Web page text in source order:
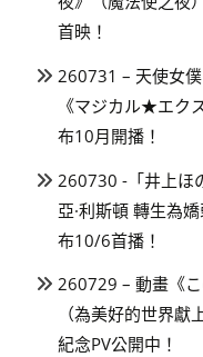
首映！
260731 – 天使女
《マジカル★エク
布10月開播！
260730 -「井上ほ
亞·利斯頓 轉生為
布10/6首播！
260729 – 動畫《
（為美好的世界
紀念PV公開中！